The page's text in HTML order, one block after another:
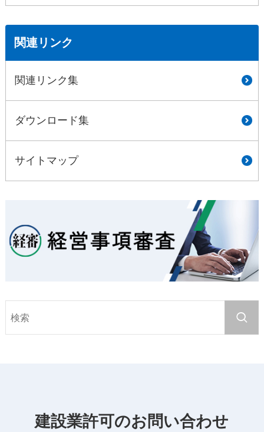
関連リンク
関連リンク集
ダウンロード集
サイトマップ
建設業許可のお問い合わせ